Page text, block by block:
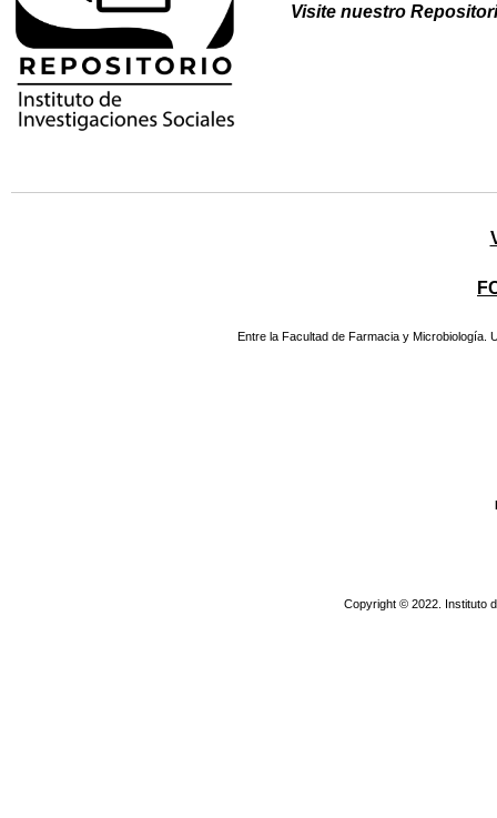
Visite nuestro
Entre la Facultad de Farmacia y Microbiología.
Copyright © 2022. Instituto